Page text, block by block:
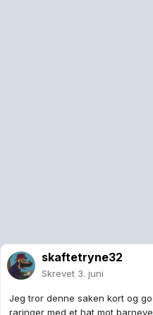
skaftetryne32
Skrevet 3. juni
Jeg tror denne saken kort og
raringer med et hat mot